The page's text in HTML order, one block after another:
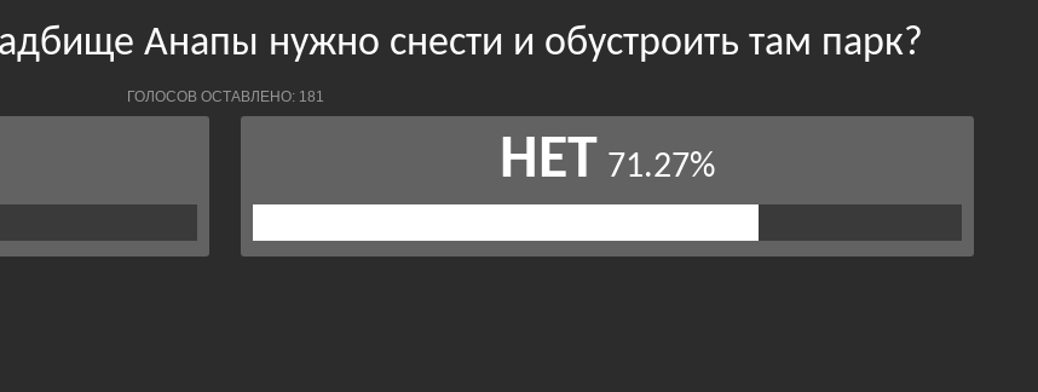
Анапы нужно снести и обустроить там парк?
ГОЛОСОВ ОСТАВЛЕНО: 181
НЕТ 71.27%